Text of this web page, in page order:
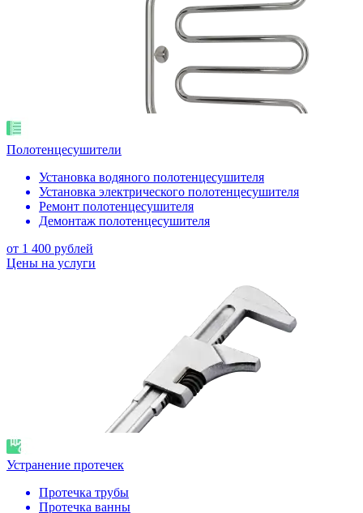
Полотенцесушители
Установка водяного полотенцесушителя
Установка электрического полотенцесушителя
Ремонт полотенцесушителя
Демонтаж полотенцесушителя
от 1 400 рублей
Цены на услуги
Устранение протечек
Протечка трубы
Протечка ванны